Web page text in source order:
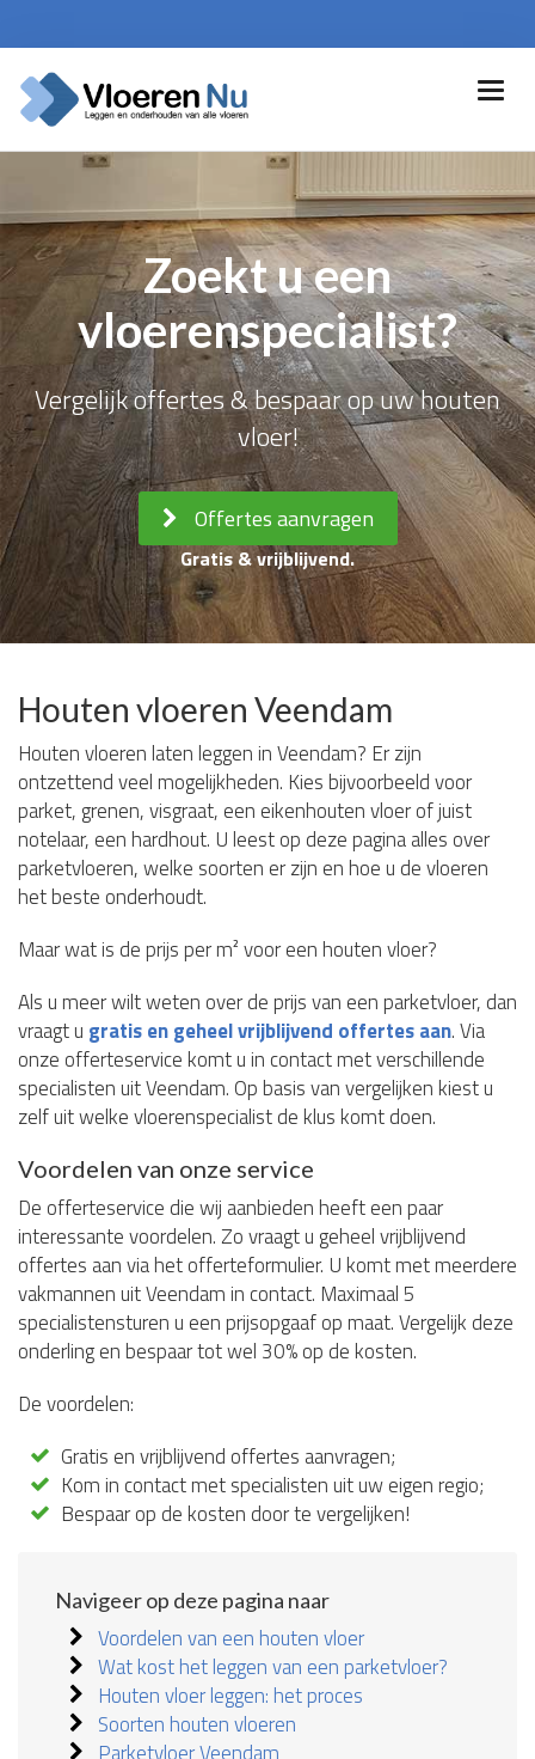
Zoekt u een
vloerenspecialist?
Vergelijk offertes & bespaar op uw houten
vloer!
Offertes aanvragen
Gratis & vrijblijvend.
Houten vloeren Veendam
Houten vloeren laten leggen in Veendam? Er zijn
ontzettend veel mogelijkheden. Kies bijvoorbeeld voor
parket, grenen, visgraat, een eikenhouten vloer of juist
notelaar, een hardhout. U leest op deze pagina alles over
parketvloeren, welke soorten er zijn en hoe u de vloeren
het beste onderhoudt.
Maar wat is de prijs per m² voor een houten vloer?
Als u meer wilt weten over de prijs van een parketvloer, dan
vraagt u gratis en geheel vrijblijvend offertes aan. Via
onze offerteservice komt u in contact met verschillende
specialisten uit Veendam. Op basis van vergelijken kiest u
zelf uit welke vloerenspecialist de klus komt doen.
Voordelen van onze service
De offerteservice die wij aanbieden heeft een paar
interessante voordelen. Zo vraagt u geheel vrijblijvend
offertes aan via het offerteformulier. U komt met meerdere
vakmannen uit Veendam in contact. Maximaal 5
specialistensturen u een prijsopgaaf op maat. Vergelijk deze
onderling en bespaar tot wel 30% op de kosten.
De voordelen:
Gratis en vrijblijvend offertes aanvragen;
Kom in contact met specialisten uit uw eigen regio;
Bespaar op de kosten door te vergelijken!
Navigeer op deze pagina naar
Voordelen van een houten vloer
Wat kost het leggen van een parketvloer?
Houten vloer leggen: het proces
Soorten houten vloeren